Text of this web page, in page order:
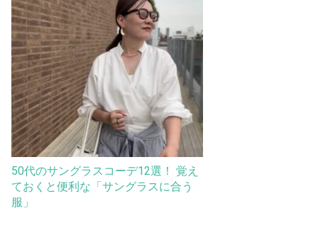
50代のサングラスコーデ12選！ 覚え
ておくと便利な「サングラスに合う
服」